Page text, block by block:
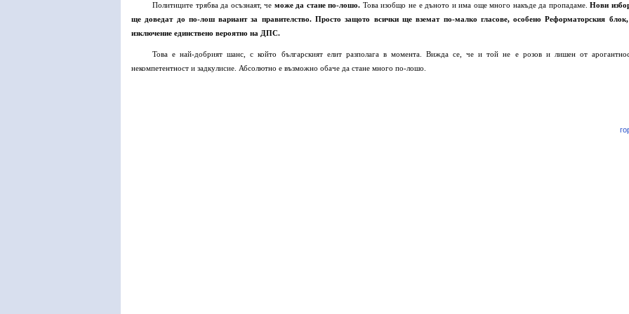
Политиците трябва да осъзнаят, че може да стане по-лошо. Това изобщо не е дъното и има още много накъде да пропадаме.Нови
ще доведат до по-лош вариант за правителство. Просто защото всички ще вземат по-малко гласове, особено Реформаторския
изключение единствено вероятно на ДПС.
Това е най-добрият шанс, с който българският елит разполага в момента. Вижда се, че и той не е розов и лишен от
некомпетентност и задкулисие. Абсолютно е възможно обаче да стане много по-лошо.